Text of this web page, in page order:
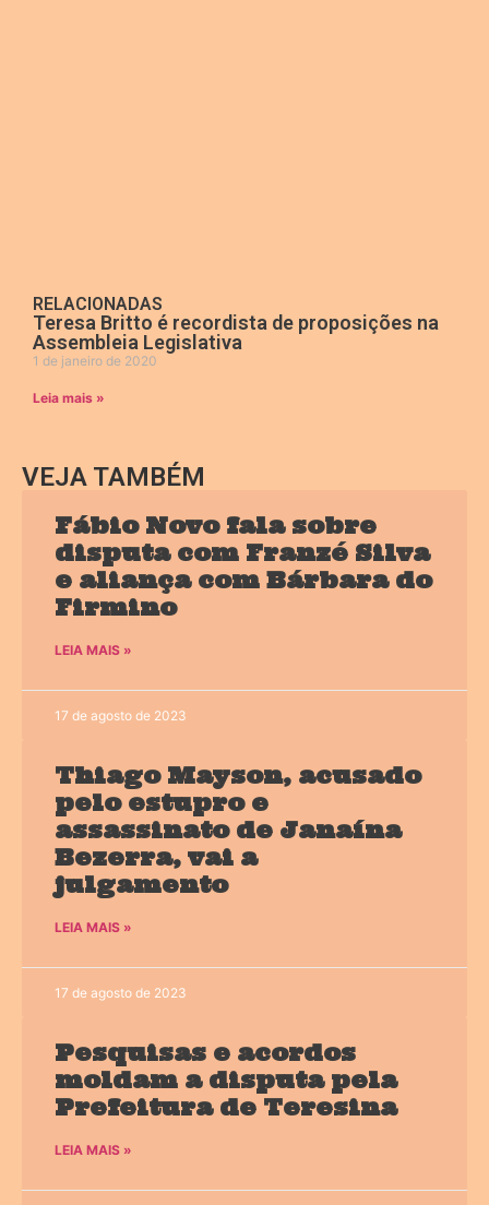
RELACIONADAS
Teresa Britto é recordista de proposições na
Assembleia Legislativa
1 de janeiro de 2020
Leia mais »
VEJA TAMBÉM
Fábio Novo fala sobre
disputa com Franzé Silva
e aliança com Bárbara do
Firmino
LEIA MAIS »
17 de agosto de 2023
Thiago Mayson, acusado
pelo estupro e
assassinato de Janaína
Bezerra, vai a
julgamento
LEIA MAIS »
17 de agosto de 2023
Pesquisas e acordos
moldam a disputa pela
Prefeitura de Teresina
LEIA MAIS »